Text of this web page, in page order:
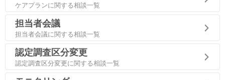
ケアプランに関する相談一覧
担当者会議
担当者会議に関する相談一覧
認定調査区分変更
認定調査区分変更に関する相談一覧